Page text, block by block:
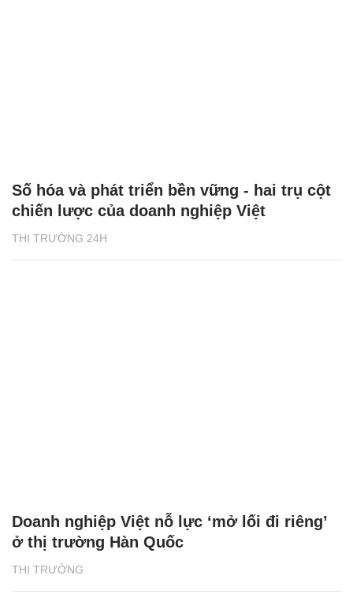
THỊ TRƯỜNG 24H
Số hóa và phát triển bền vững - hai trụ cột
chiến lược của doanh nghiệp Việt
THỊ TRƯỜNG
Doanh nghiệp Việt nỗ lực ‘mở lối đi riêng’
ở thị trường Hàn Quốc